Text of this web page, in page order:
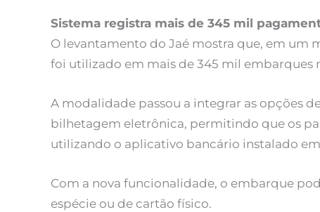
Sistema registra mais de 345 mil
O levantamento do Jaé mostra que, em um
foi utilizado em mais de 345 mil embarques
A modalidade passou a integrar as opções
bilhetagem eletrônica, permitindo que os
utilizando o aplicativo bancário instalado em
Com a nova funcionalidade, o embarque
espécie ou de cartão físico.